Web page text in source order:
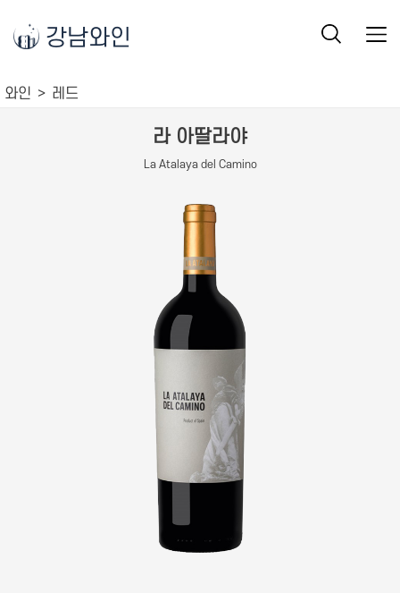
강남와인
와인 레드
라 아딸라야
La Atalaya del Camino